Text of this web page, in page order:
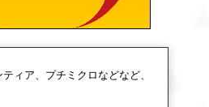
ィア、プチミクロなどなど、